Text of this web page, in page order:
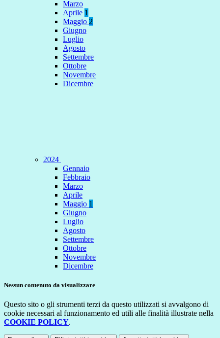
Marzo
Aprile 1
Maggio 2
Giugno
Luglio
Agosto
Settembre
Ottobre
Novembre
Dicembre
2024
Gennaio
Febbraio
Marzo
Aprile
Maggio 1
Giugno
Luglio
Agosto
Settembre
Ottobre
Novembre
Dicembre
Nessun contenuto da visualizzare
Questo sito o gli strumenti terzi da questo utilizzati si avvalgono di
cookie necessari al funzionamento ed utili alle finalità illustrate nella
COOKIE POLICY.